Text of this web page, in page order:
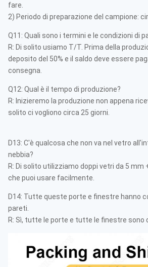
fare.
2) Periodo di preparazione del campione:
Q11: Quali sono i termini e le condizioni di
R: Di solito usiamo T/T. Prima della
deposito del 50% e il saldo deve essere
consegna.
Q12: Qual è il tempo di produzione?
R: Inizieremo la produzione non appena
solito ci vogliono circa 25 giorni.
D13: C'è qualcosa che non va nel vetro
nebbia?
R: Di solito utilizziamo doppi vetri da 5 mm
che puoi usare facilmente.
D14: Tutte queste porte e finestre hanno
pareti.
R: Sì, tutte le porte e tutte le finestre sono